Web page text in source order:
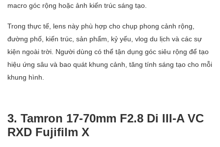
macro góc rộng hoặc ảnh kiến trúc sáng tạo.
Trong thực tế, lens này phù hợp cho chụp phong cảnh rộng,
đường phố, kiến trúc, sản phẩm, kỷ yếu, vlog du lịch và các sự
kiện ngoài trời. Người dùng có thể tận dụng góc siêu rộng để tạo
hiệu ứng sâu và bao quát khung cảnh, tăng tính sáng tạo cho mỗi
khung hình.
3. Tamron 17-70mm F2.8 Di III-A VC
RXD Fujifilm X